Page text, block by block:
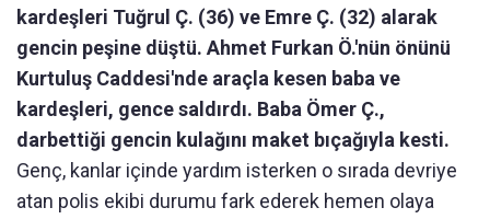
kardeşleri Tuğrul Ç. (36) ve Emre Ç. (32) alarak
gencin peşine düştü. Ahmet Furkan Ö.'nün önünü
Kurtuluş Caddesi'nde araçla kesen baba ve
kardeşleri, gence saldırdı. Baba Ömer Ç.,
darbettiği gencin kulağını maket bıçağıyla kesti.
Genç, kanlar içinde yardım isterken o sırada devriye
atan polis ekibi durumu fark ederek hemen olaya